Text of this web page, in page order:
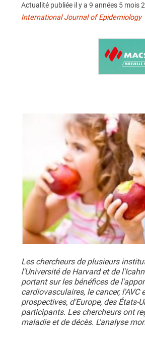
Actualité publiée il y a 9 années 5 mois
International Journal of Epidemiology
Les chercheurs de plusieurs
l'Université de Harvard et de
portant sur les bénéfices de
cardiovasculaires, le cancer,
prospectives, d'Europe, des
participants. Les chercheurs ont
maladie et de décès. L'analyse